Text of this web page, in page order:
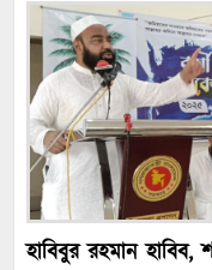
হাবিবুর রহমান হাবিব,